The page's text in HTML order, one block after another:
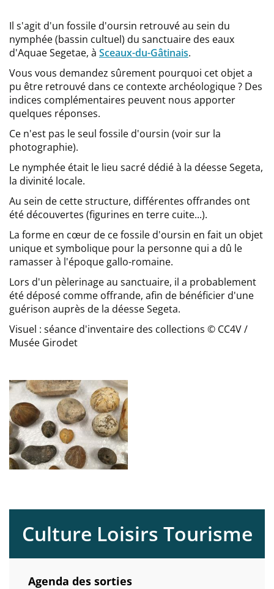
Il s'agit d'un fossile d'oursin retrouvé au sein du
nymphée (bassin cultuel) du sanctuaire des eaux
d'Aquae Segetae, à Sceaux-du-Gâtinais.
Vous vous demandez sûrement pourquoi cet objet a
pu être retrouvé dans ce contexte archéologique ? Des
indices complémentaires peuvent nous apporter
quelques réponses.
Ce n'est pas le seul fossile d'oursin (voir sur la
photographie).
Le nymphée était le lieu sacré dédié à la déesse Segeta,
la divinité locale.
Au sein de cette structure, différentes offrandes ont
été découvertes (figurines en terre cuite...).
La forme en cœur de ce fossile d'oursin en fait un objet
unique et symbolique pour la personne qui a dû le
ramasser à l'époque gallo-romaine.
Lors d'un pèlerinage au sanctuaire, il a probablement
été déposé comme offrande, afin de bénéficier d'une
guérison auprès de la déesse Segeta.
Visuel : séance d'inventaire des collections © CC4V /
Musée Girodet
Paragraphs
Culture Loisirs Tourisme
Agenda des sorties